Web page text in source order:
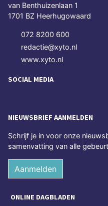
van Benthuizenlaan 1
1701 BZ Heerhugowaard
072 8200 600
redactie@xyto.nl
www.xyto.nl
SOCIAL MEDIA
NIEUWSBRIEF AANMELDEN
Schrijf je in voor onze
samenvatting van alle
Aanmelden
ONLINE DAGBLADEN